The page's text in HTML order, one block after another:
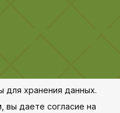
для хранения данных.
вы даете согласие на